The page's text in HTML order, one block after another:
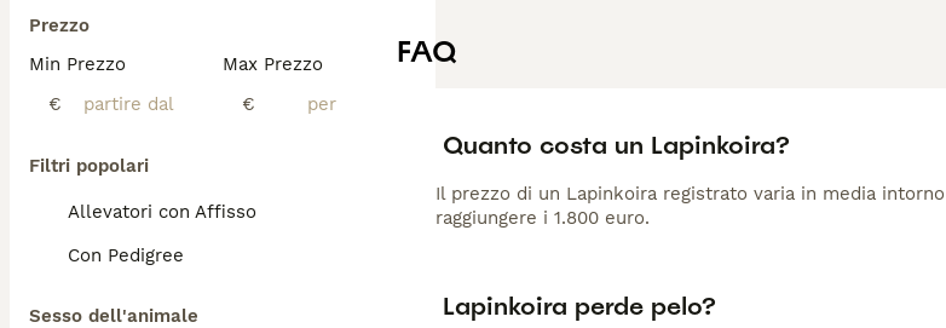
Prezzo
Min Prezzo
€
Max Prezzo
€
Filtri popolari
Allevatori con Affisso
Con Pedigree
Sesso dell'animale
FAQ
Quanto costa un Lapinkoira?
Il prezzo di un Lapinkoira registrato varia in media
raggiungere i 1.800 euro.
Lapinkoira perde pelo?